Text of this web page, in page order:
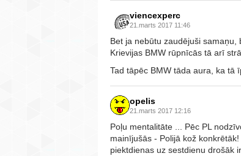
viencexperc
21.marts 2017 11:46
Bet ja nebūtu zaudējuši
Krievijas BMW rūpnīcās tā arī
Tad tāpēc BMW tāda aura, ka tā
opelis
21.marts 2017 12:16
Poļu mentalitāte ... Pēc PL
mainījušās - Polijā kož
piektdienas uz sestdienu drošāk